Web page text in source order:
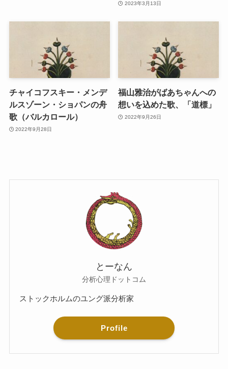
2023年3月13日
チャイコフスキー・メンデ
ルスゾーン・ショパンの舟
歌（バルカロール）
2022年9月28日
福山雅治がばあちゃんへの
想いを込めた歌、「道標」
2022年9月26日
とーなん
分析心理ドットコム
ストックホルムのユング派分析家
Profile